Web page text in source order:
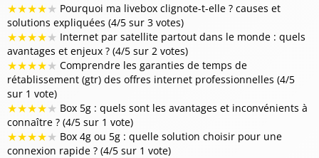
★★★★★ Pourquoi ma livebox clignote-t-elle ? causes et
solutions expliquées (4/5 sur 3 votes)
★★★★★ Internet par satellite partout dans le monde : quels
avantages et enjeux ? (4/5 sur 2 votes)
★★★★★ Comprendre les garanties de temps de
rétablissement (gtr) des offres internet professionnelles (4/5
sur 1 vote)
★★★★★ Box 5g : quels sont les avantages et inconvénients à
connaître ? (4/5 sur 1 vote)
★★★★★ Box 4g ou 5g : quelle solution choisir pour une
connexion rapide ? (4/5 sur 1 vote)